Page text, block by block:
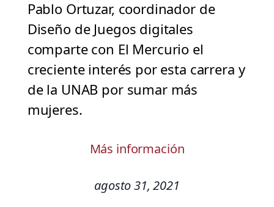
Pablo Ortuzar, coordinador de
Diseño de Juegos digitales
comparte con El Mercurio el
creciente interés por esta carrera y
de la UNAB por sumar más
mujeres.
Más información
agosto 31, 2021